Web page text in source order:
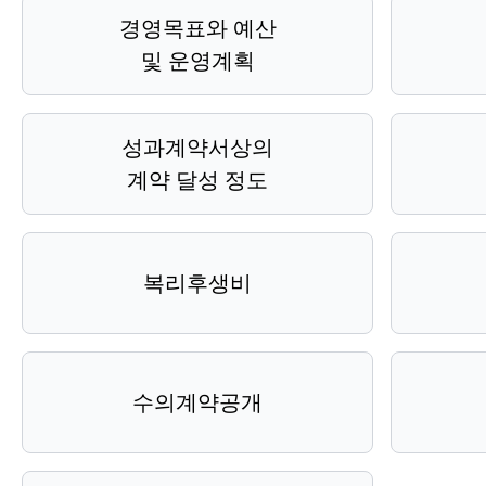
경영목표와 예산
및 운영계획
성과계약서상의
계약 달성 정도
복리후생비
수의계약공개